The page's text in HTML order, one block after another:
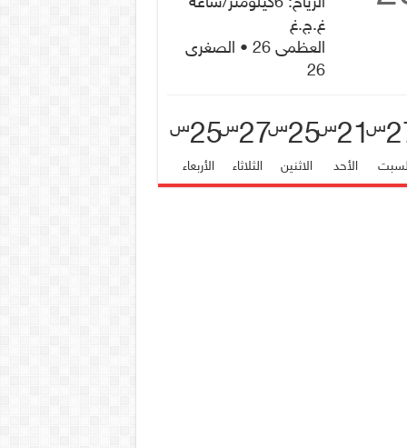
غ.ج.غ
العظمى 26 • الصغرى
26
س21س
الأحد
25س
الاثنين
27س
الثلاثاء
25س
الأربعاء